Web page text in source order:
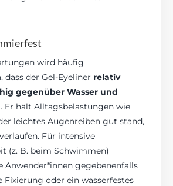
wird häufig
dass der Gel-Eyeliner relativ
gegenüber Wasser und
Er hält Alltagsbelastungen wie
leichtes Augenreiben gut stand,
Für intensive
(z. B. beim Schwimmen)
Anwender*innen gegebenenfalls
Fixierung oder ein wasserfestes